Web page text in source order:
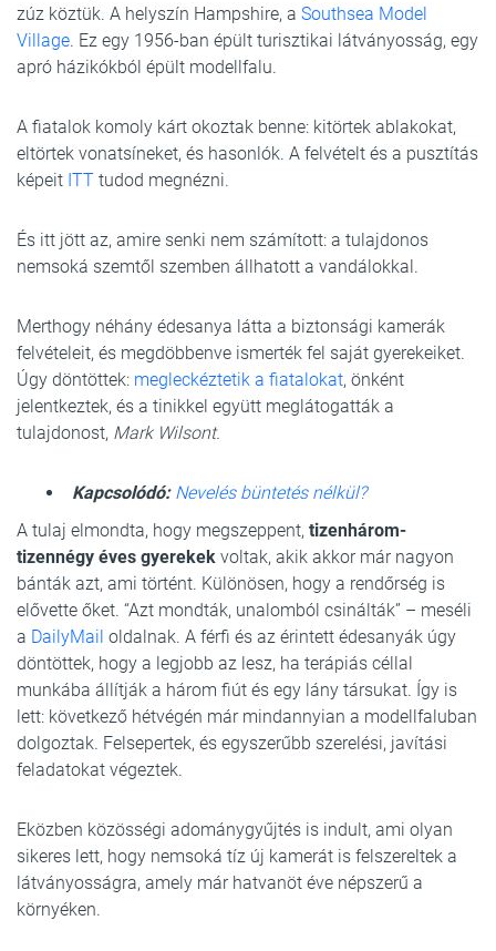
zúz köztük. A helyszín Hampshire, a Southsea Model
Village. Ez egy 1956-ban épült turisztikai látványosság, egy
apró házikókból épült modellfalu.
A fiatalok komoly kárt okoztak benne: kitörtek ablakokat,
eltörtek vonatsíneket, és hasonlók. A felvételt és a pusztítás
képeit ITT tudod megnézni.
És itt jött az, amire senki nem számított: a tulajdonos
nemsoká szemtől szemben állhatott a vandálokkal.
Merthogy néhány édesanya látta a biztonsági kamerák
felvételeit, és megdöbbenve ismerték fel saját gyerekeiket.
Úgy döntöttek: megleckéztetik a fiatalokat, önként
jelentkeztek, és a tinikkel együtt meglátogatták a
tulajdonost, Mark Wilsont.
Kapcsolódó: Nevelés büntetés nélkül?
A tulaj elmondta, hogy megszeppent, tizenhárom-
tizennégy éves gyerekek voltak, akik akkor már nagyon
bánták azt, ami történt. Különösen, hogy a rendőrség is
elővette őket. “Azt mondták, unalomból csinálták” – meséli
a DailyMail oldalnak. A férfi és az érintett édesanyák úgy
döntöttek, hogy a legjobb az lesz, ha terápiás céllal
munkába állítják a három fiút és egy lány társukat. Így is
lett: következő hétvégén már mindannyian a modellfaluban
dolgoztak. Felsepertek, és egyszerűbb szerelési, javítási
feladatokat végeztek.
Eközben közösségi adománygyűjtés is indult, ami olyan
sikeres lett, hogy nemsoká tíz új kamerát is felszereltek a
látványosságra, amely már hatvanöt éve népszerű a
környéken.